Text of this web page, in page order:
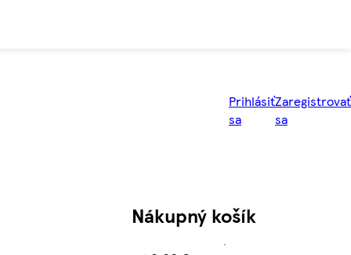
Prihlásiť
sa
Zaregistrovať
sa
Nákupný košík